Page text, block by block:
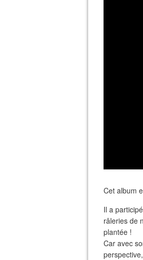
Cet album
Il a
râleries de
plantée !
Car avec